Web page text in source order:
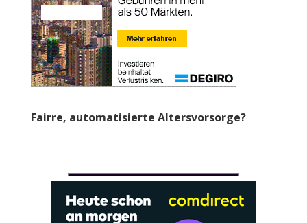
Fairre, automatisierte Altersvorsorge?